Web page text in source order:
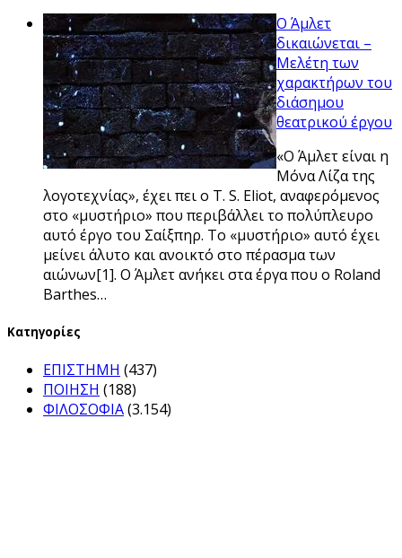
Ο Άμλετ
δικαιώνεται –
Μελέτη των
χαρακτήρων του
διάσημου
θεατρικού έργου
«Ο Άμλετ είναι η
Μόνα Λίζα της
λογοτεχνίας», έχει πει ο T. S. Eliot, αναφερόμενος
στο «μυστήριο» που περιβάλλει το πολύπλευρο
αυτό έργο του Σαίξπηρ. Το «μυστήριο» αυτό έχει
μείνει άλυτο και ανοικτό στο πέρασμα των
αιώνων[1]. Ο Άμλετ ανήκει στα έργα που ο Roland
Barthes…
Kατηγορίες
ΕΠΙΣΤΗΜΗ (437)
ΠΟΙΗΣΗ (188)
ΦΙΛΟΣΟΦΙΑ(3.154)